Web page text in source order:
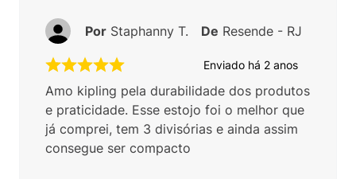
Enviado há 2 anos
Amo kipling pela durabilidade dos produtos
e praticidade. Esse estojo foi o melhor que
já comprei, tem 3 divisórias e ainda assim
consegue ser compacto
Por Staphanny T. De Resende - RJ